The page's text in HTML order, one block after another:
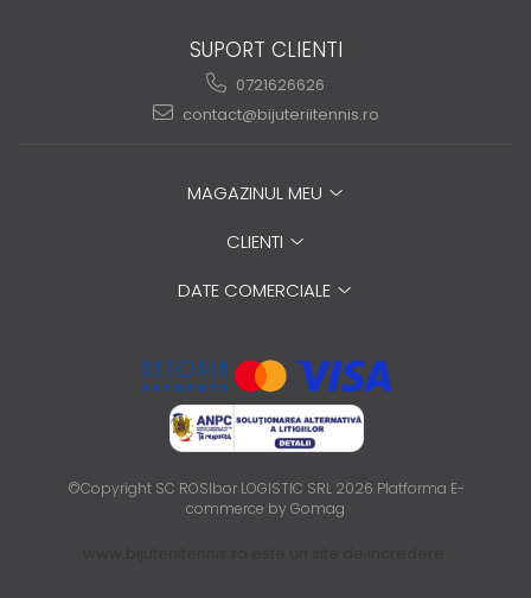
SUPORT CLIENTI
0721626626
contact@bijuteriitennis.ro
MAGAZINUL MEU
CLIENTI
DATE COMERCIALE
©Copyright SC ROSIbor LOGISTIC SRL 2026 Platforma E-
commerce by Gomag